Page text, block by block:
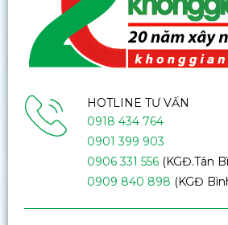
HOTLINE TƯ VẤN
0918 434 764
0901 399 903
0906 331 556(KGĐ.Tân
0909 840 898 (KGĐ